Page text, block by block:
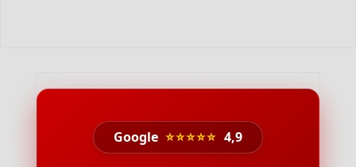
Google ⭐⭐⭐⭐⭐ 4,9